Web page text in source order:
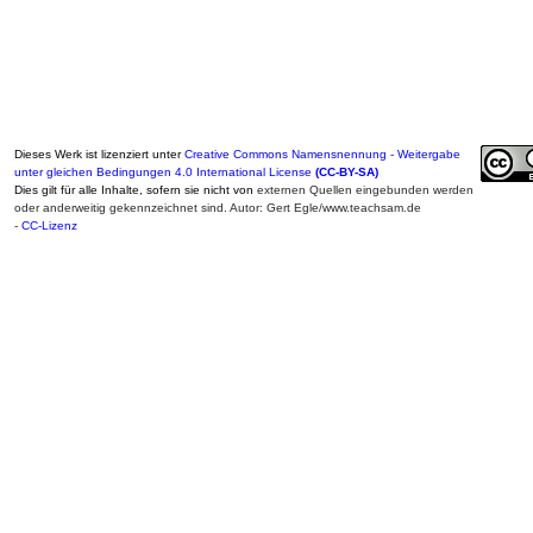
Dieses Werk ist lizenziert unterCreative Commons Namensnennung - Weitergabe
unter gleichen Bedingungen 4.0 International License (CC-BY-SA)
Dies gilt für alle Inhalte, sofern sie nicht von externen Quellen eingebunden werden
oder anderweitig gekennzeichnet sind. Autor: Gert Egle/www.teachsam.de
- CC-Lizenz